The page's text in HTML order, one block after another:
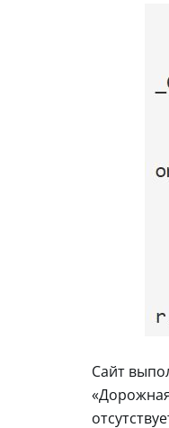
Сайт